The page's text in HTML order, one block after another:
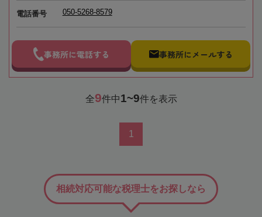
電話番号 050-5268-8579
事務所に電話する 事務所にメールする
全9件中1~9件を表示
1
相続対応可能な税理士をお探しなら